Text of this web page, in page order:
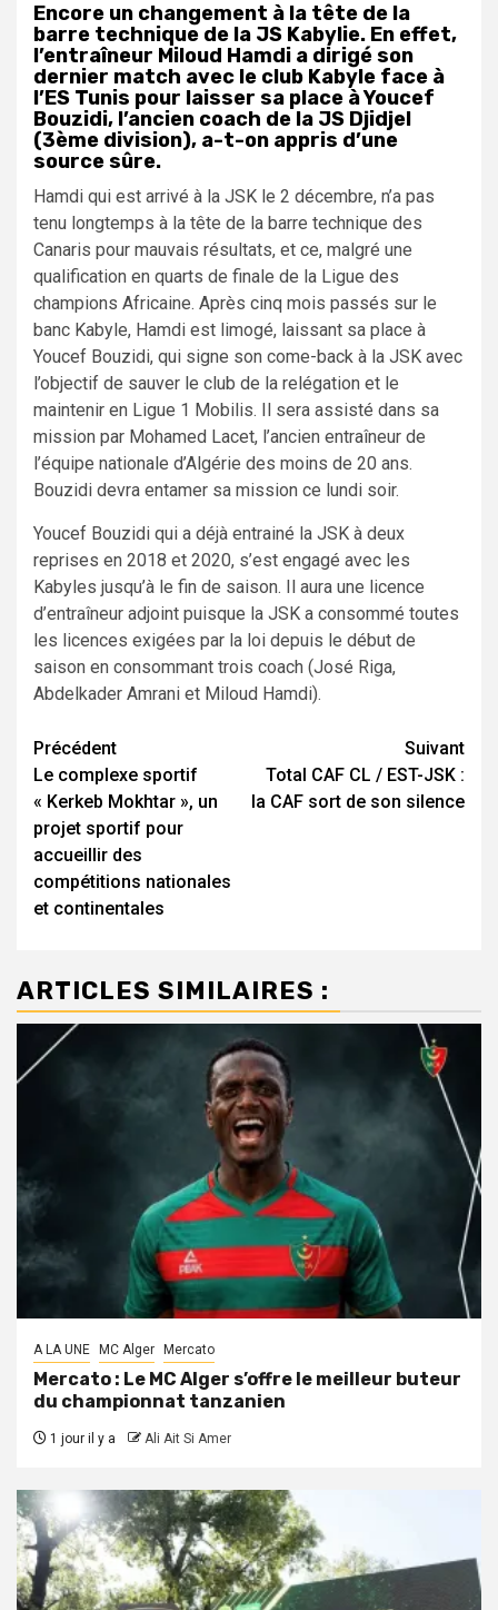
Encore un changement à la tête de la
barre technique de la JS Kabylie. En effet,
l’entraîneur Miloud Hamdi a dirigé son
dernier match avec le club Kabyle face à
l’ES Tunis pour laisser sa place à Youcef
Bouzidi, l’ancien coach de la JS Djidjel
(3ème division), a-t-on appris d’une
source sûre.
Hamdi qui est arrivé à la JSK le 2 décembre, n’a pas
tenu longtemps à la tête de la barre technique des
Canaris pour mauvais résultats, et ce, malgré une
qualification en quarts de finale de la Ligue des
champions Africaine. Après cinq mois passés sur le
banc Kabyle, Hamdi est limogé, laissant sa place à
Youcef Bouzidi, qui signe son come-back à la JSK avec
l’objectif de sauver le club de la relégation et le
maintenir en Ligue 1 Mobilis. Il sera assisté dans sa
mission par Mohamed Lacet, l’ancien entraîneur de
l’équipe nationale d’Algérie des moins de 20 ans.
Bouzidi devra entamer sa mission ce lundi soir.
Youcef Bouzidi qui a déjà entrainé la JSK à deux
reprises en 2018 et 2020, s’est engagé avec les
Kabyles jusqu’à le fin de saison. Il aura une licence
d’entraîneur adjoint puisque la JSK a consommé toutes
les licences exigées par la loi depuis le début de
saison en consommant trois coach (José Riga,
Abdelkader Amrani et Miloud Hamdi).
Navigation
d’article
Précédent
Le complexe sportif
« Kerkeb Mokhtar », un
projet sportif pour
accueillir des
compétitions nationales
et continentales
Suivant
Total CAF CL / EST-JSK :
la CAF sort de son silence
ARTICLES SIMILAIRES :
A LA UNE MC Alger Mercato
Mercato : Le MC Alger s’offre le meilleur buteur
du championnat tanzanien
1 jour il y a Ali Ait Si Amer